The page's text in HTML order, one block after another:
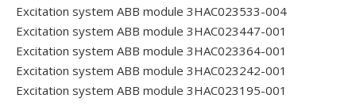
Excitation system ABB module 3HAC023533-004
Excitation system ABB module 3HAC023447-001
Excitation system ABB module 3HAC023364-001
Excitation system ABB module 3HAC023242-001
Excitation system ABB module 3HAC023195-001